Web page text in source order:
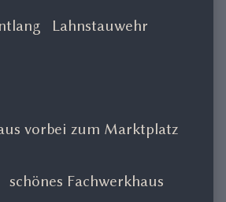
Lahnstauwehr
vorbei zum Marktplatz
schönes Fachwerkhaus